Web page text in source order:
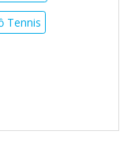
Tennis